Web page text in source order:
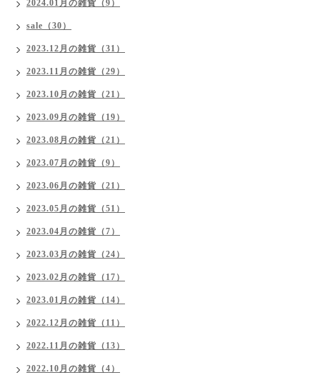
2024.01月の雑貨（9）
sale（30）
2023.12月の雑貨（31）
2023.11月の雑貨（29）
2023.10月の雑貨（21）
2023.09月の雑貨（19）
2023.08月の雑貨（21）
2023.07月の雑貨（9）
2023.06月の雑貨（21）
2023.05月の雑貨（51）
2023.04月の雑貨（7）
2023.03月の雑貨（24）
2023.02月の雑貨（17）
2023.01月の雑貨（14）
2022.12月の雑貨（11）
2022.11月の雑貨（13）
2022.10月の雑貨（4）